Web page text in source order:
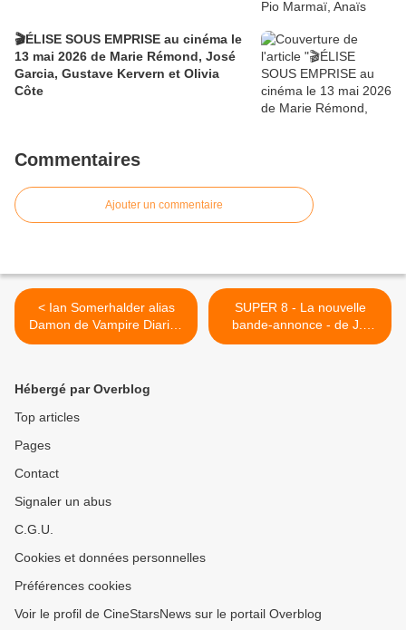
🎬ÉLISE SOUS EMPRISE au cinéma le
13 mai 2026 de Marie Rémond, José
Garcia, Gustave Kervern et Olivia
Côte
Commentaires
Ajouter un commentaire
< Ian Somerhalder alias
Damon de Vampire Diaries
arrive à Paris
SUPER 8 - La nouvelle
bande-annonce - de J.J
Abrams >
Hébergé par Overblog
Top articles
Pages
Contact
Signaler un abus
C.G.U.
Cookies et données personnelles
Préférences cookies
Voir le profil de CineStarsNews sur le portail Overblog